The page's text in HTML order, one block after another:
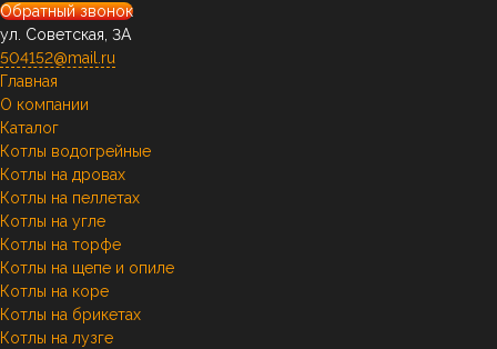
Обратный звонок
ул. Советская, 3А
504152@mail.ru
Главная
О компании
Каталог
Котлы водогрейные
Котлы на дровах
Котлы на пеллетах
Котлы на угле
Котлы на торфе
Котлы на щепе и опиле
Котлы на коре
Котлы на брикетах
Котлы на лузге